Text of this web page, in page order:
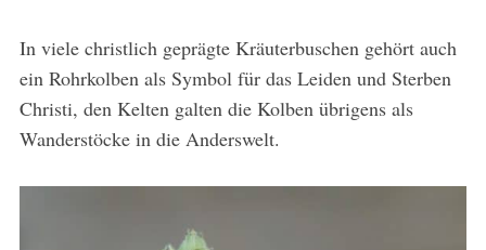
In viele christlich geprägte Kräuterbuschen gehört auch
ein Rohrkolben als Symbol für das Leiden und Sterben
Christi, den Kelten galten die Kolben übrigens als
Wanderstöcke in die Anderswelt.